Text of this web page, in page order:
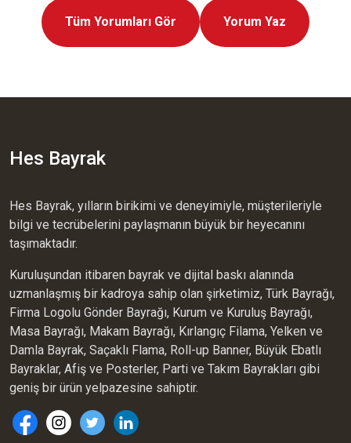
Tüm Yorumları Gör Yorum Yaz
Hes Bayrak
Hes Bayrak, yılların birikimi ve deneyimiyle, müşterileriyle
bilgi ve tecrübelerini paylaşmanın büyük bir heyecanını
taşımaktadır.
Kuruluşundan itibaren bayrak ve dijital baskı alanında
uzmanlaşmış bir kadroya sahip olan şirketimiz, Türk Bayrağı,
Firma Logolu Gönder Bayrağı, Kurum ve Kuruluş Bayrağı,
Masa Bayrağı, Makam Bayrağı, Kırlangıç Filama, Yelken ve
Damla Bayrak, Saçaklı Flama, Roll-up Banner, Büyük Ebatlı
Bayraklar, Afiş ve Posterler, Parti ve Takım Bayrakları gibi
geniş bir ürün yelpazesine sahiptir.